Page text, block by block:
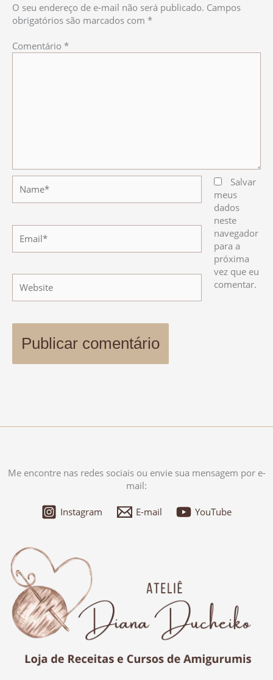
O seu endereço de e-mail não será publicado. Campos
obrigatórios são marcados com *
Comentário *
Salvar
meus
dados
neste
navegador
para a
próxima
vez que eu
comentar.
Me encontre nas redes sociais ou envie sua mensagem por e-
mail:
Instagram E-mail YouTube